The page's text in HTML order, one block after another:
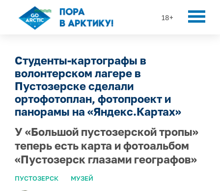
18+
Студенты-картографы в
волонтерском лагере в
Пустозерске сделали
ортофотоплан, фотопроект и
панорамы на «Яндекс.Картах»
У «Большой пустозерской тропы»
теперь есть карта и фотоальбом
«Пустозерск глазами географов»
ПУСТОЗЕРСК МУЗЕЙ